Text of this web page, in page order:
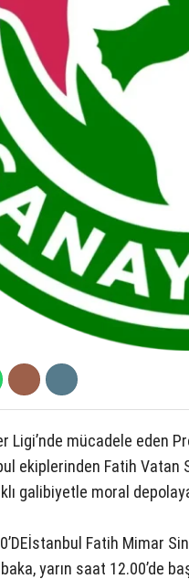
Ligi’nde mücadele eden
ekiplerinden Fatih Vatan
galibiyetle moral
Fatih Mimar
yarın saat 12.00’de